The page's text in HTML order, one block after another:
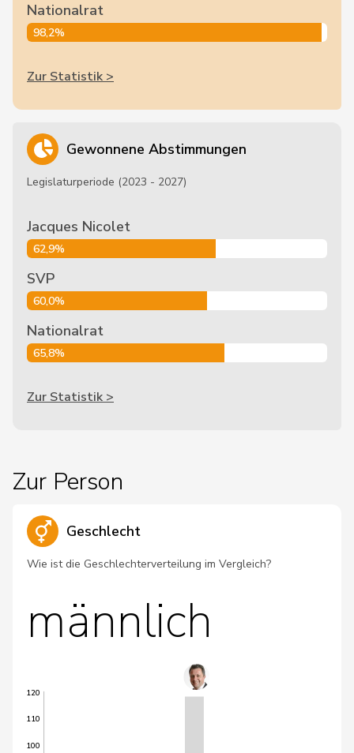
Nationalrat
98,2%
Zur Statistik >
Gewonnene Abstimmungen
Legislaturperiode (2023 - 2027)
Jacques Nicolet
62,9%
SVP
60,0%
Nationalrat
65,8%
Zur Statistik >
Zur Person
Geschlecht
Wie ist die Geschlechterverteilung im Vergleich?
männlich
100
110
120